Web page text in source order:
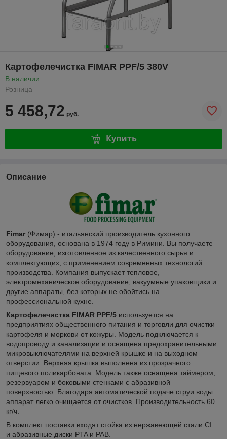
Картофелечистка FIMAR PPF/5 380V
В наличии
Розница
5 458,72 руб.
Купить
Описание
Fimar (Фимар) - итальянский производитель кухонного
оборудования, основана в 1974 году в Римини. Вы получаете
оборудование, изготовленное из качественного сырья и
комплектующих, с применением современных технологий
производства. Компания выпускает тепловое,
электромеханическое оборудование, вакуумные упаковщики и
другие аппараты, без которых не обойтись на
профессиональной кухне.
Картофелечистка FIMAR PPF/5 используется на
предприятиях общественного питания и торговли для очистки
картофеля и моркови от кожуры. Модель подключается к
водопроводу и канализации и оснащена предохранительными
микровыключателями на верхней крышке и на выходном
отверстии. Верхняя крышка выполнена из прозрачного
пищевого поликарбоната. Модель также оснащена таймером,
резервуаром и боковыми стенками с абразивной
поверхностью. Благодаря автоматической подаче струи воды
аппарат легко очищается от очистков. Производительность 60
кг/ч.
В комплект поставки входят стойка из нержавеющей стали CI
и абразивные диски PTA и PAB.